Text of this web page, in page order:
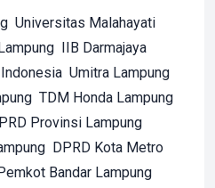
Universitas Malahayati
IIB Darmajaya
Umitra Lampung
TDM Honda Lampung
Provinsi Lampung
DPRD Kota Metro
Bandar Lampung